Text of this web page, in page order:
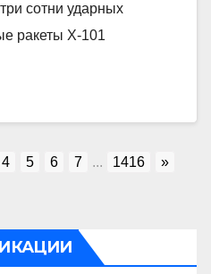
сотни ударных
ракеты Х-101
4 5 6 7 ... 1416 »